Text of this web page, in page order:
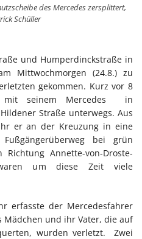
des Mercedes zersplittert,
Schüller
und Humperdinckstraße in
Mittwochmorgen (24.8.) zu
gekommen. Kurz vor 8
mit seinem Mercedes in
Straße unterwegs. Aus
er an der Kreuzung in eine
bei grün
Annette-von-Droste-
um diese Zeit viele
erfasste der Mercedesfahrer
Mädchen und ihr Vater, die auf
wurden verletzt. Zwei